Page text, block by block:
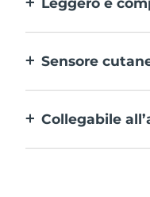
quando vuoi.
Sensore
Collegabile